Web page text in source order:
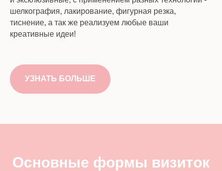
шелкография, лакирование, фигурная резка,
тиснение, а так же реализуем любые ваши
креативные идеи!
УЗНАТЬ БОЛЬШЕ
Основные формы визиток